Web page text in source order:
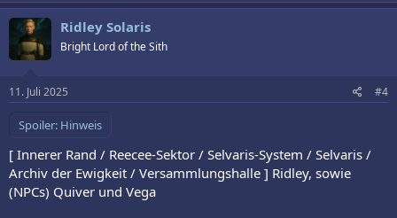
Ridley Solaris
Bright Lord of the Sith
11. Juli 2025 #4
Spoiler: Hinweis
[ Innerer Rand / Reecee-Sektor / Selvaris-System / Selvaris /
Archiv der Ewigkeit / Versammlungshalle ] Ridley, sowie
(NPCs) Quiver und Vega